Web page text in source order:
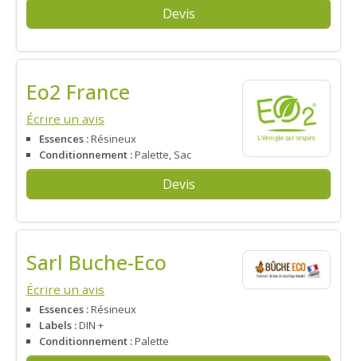
Devis
Eo2 France
Écrire un avis
Essences :Résineux
Conditionnement :Palette, Sac
Devis
Sarl Buche-Eco
Écrire un avis
Essences :Résineux
Labels :DIN +
Conditionnement :Palette